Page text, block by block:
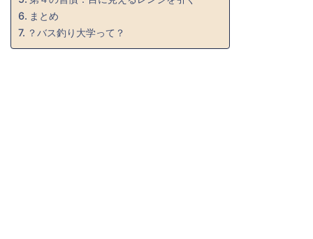
まとめ
？バス釣り大学って？